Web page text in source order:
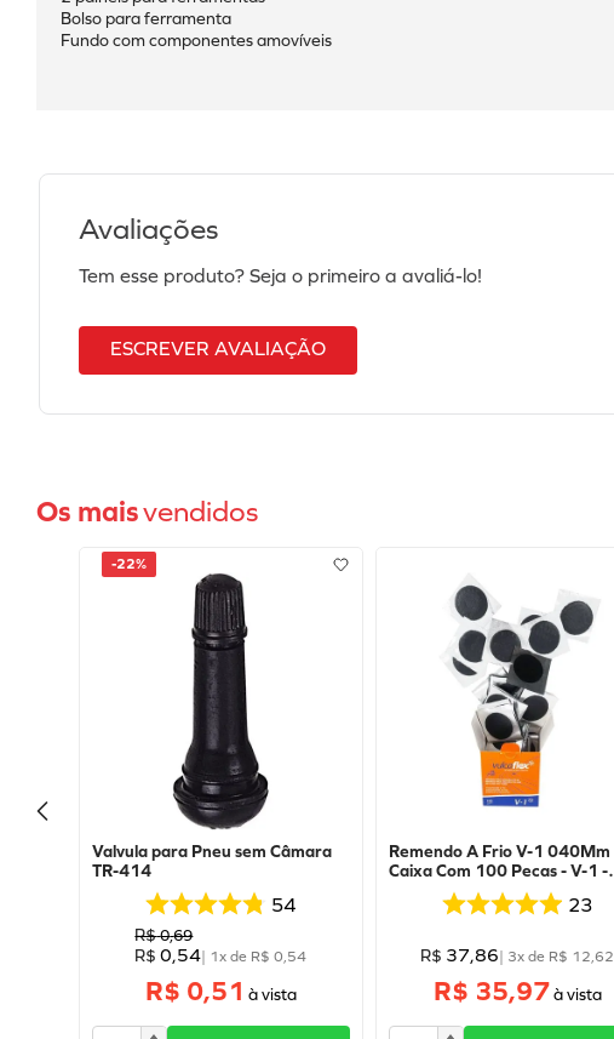
Bolso para ferramenta
Fundo com componentes amovíveis
Avaliações
Tem esse produto? Seja o primeiro a avaliá-lo!
ESCREVER AVALIAÇÃO
Os maisvendidos
-22%
Valvula para Pneu sem Câmara
TR-414
54
R$0,69
R$ 0,54| 1x de R$ 0 54
R$ 0,51
Remendo A Frio V-1 040Mm
Caixa Com 100 Pecas - V-1 -
Vulcaflex
23
R$ 37,86| 3x de R$ 12 ,62
R$ 35,97